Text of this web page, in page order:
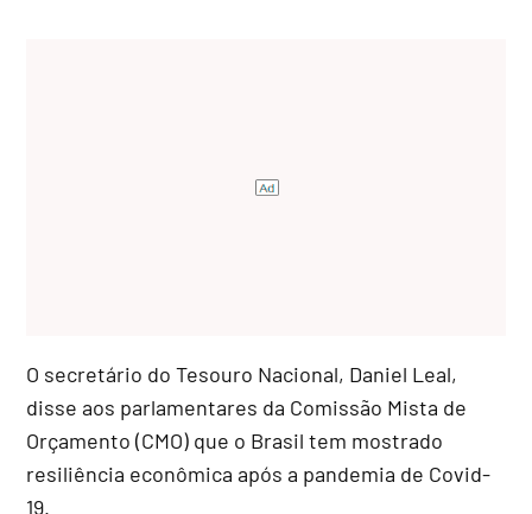
O secretário do Tesouro Nacional, Daniel Leal,
disse aos parlamentares da Comissão Mista de
Orçamento (CMO) que o Brasil tem mostrado
resiliência econômica após a pandemia de Covid-
19.